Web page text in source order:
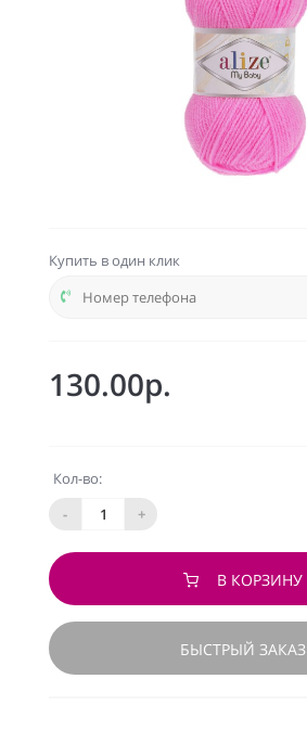
Купить в один клик
130.00р.
Кол-во:
-
+
В КОРЗИНУ
БЫСТРЫЙ ЗАКАЗ